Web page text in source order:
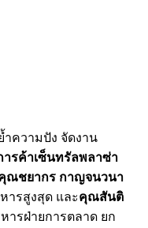
ำความปัง จัดงาน
ารค้าเซ็นทรัลพลาซ่า
ณชยากร กาญจนวนา
ารสูงสุด และคุณสันติ
ารฝ่ายการตลาด ยก